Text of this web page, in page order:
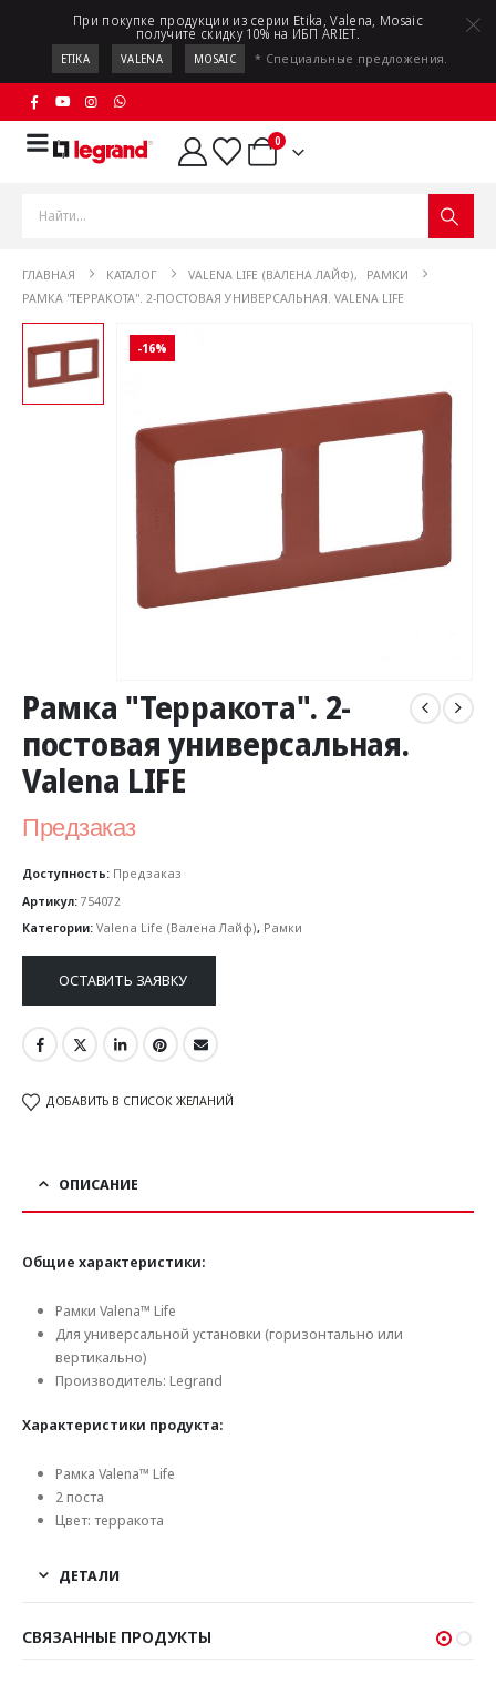
При покупке продукции из серии Etika, Valena, Mosaic
получите скидку 10% на ИБП ARIET.
ETIKA VALENA MOSAIC * Специальные предложения.
0
ГЛАВНАЯ КАТАЛОГ VALENA LIFE (ВАЛЕНА ЛАЙФ),
РАМКИ
РАМКА "ТЕРРАКОТА". 2-ПОСТОВАЯ УНИВЕРСАЛЬНАЯ. VALENA LIFE
-16%
Рамка "Терракота". 2-
постовая универсальная.
Valena LIFE
Предзаказ
Доступность: Предзаказ
Артикул: 754072
Категории: Valena Life (Валена Лайф), Рамки
ОСТАВИТЬ ЗАЯВКУ
ДОБАВИТЬ В СПИСОК ЖЕЛАНИЙ
ОПИСАНИЕ
Общие характеристики:
Рамки Valena™ Life
Для универсальной установки (горизонтально или
вертикально)
Производитель: Legrand
Характеристики продукта:
Рамка Valena™ Life
2 поста
Цвет: терракота
ДЕТАЛИ
СВЯЗАННЫЕ ПРОДУКТЫ